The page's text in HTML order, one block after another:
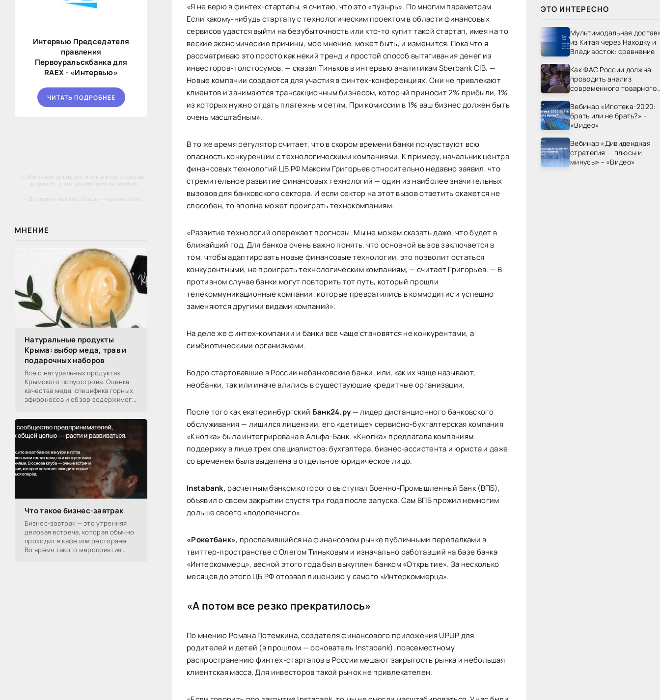
Интервью Председателя
правления
Первоуральскбанка для
RAEX - «Интервью»
ЧИТАТЬ ПОДРОБНЕЕ
-- Начинайте делать все, что вы можете сделать
– и даже то, о чем можете хотя бы мечтать.
-- Все дело в мыслях. Мысль — начало всего.
придумали.
-- Самое большое богатство — это ум. Самая
большая нищета — глупость. Из всех страхов
самый пугающий — самолюбование.
-- Лучшее, что можно сделать с хорошим
советом, это пропустить его мимо ушей. Он
никогда не бывает полезен никому, кроме того,
кто его дал.
когда их дают мне.
МНЕНИЕ
Натуральные продукты
Крыма: выбор меда, трав и
подарочных наборов
Все о натуральных продуктах
Крымского полуострова. Оценка
качества меда, специфика горных
эфироносов и обзор содержимого
производителей.
Что такое бизнес-завтрак
Бизнес-завтрак — это утренняя
деловая встреча, которая обычно
проходит в кафе или ресторане.
Во время такого мероприятия
«Я не верю в финтех-стартапы, я считаю, что это «пузырь». По многим параметрам.
Если какому-нибудь стартапу с технологическим проектом в области финансовых
сервисов удастся выйти на безубыточность или кто-то купит такой стартап, имея на то
веские экономические причины, мое мнение, может быть, и изменится. Пока что я
рассматриваю это просто как некий тренд и простой способ вытягивания денег из
инвесторов-толстосумов, — сказал Тиньков в интервью аналитикам Sberbank CIB. —
Новые компании создаются для участия в финтех-конференциях. Они не привлекают
клиентов и занимаются трансакционным бизнесом, который приносит 2% прибыли, 1%
из которых нужно отдать платежным сетям. При комиссии в 1% ваш бизнес должен быть
очень масштабным».
В то же время регулятор считает, что в скором времени банки почувствуют всю
опасность конкуренции с технологическими компаниями. К примеру, начальник центра
финансовых технологий ЦБ РФ Максим Григорьев относительно недавно заявил, что
стремительное развитие финансовых технологий — один из наиболее значительных
вызовов для банковского сектора. И если сектор на этот вызов ответить окажется не
способен, то вполне может проиграть технокомпаниям.
«Развитие технологий опережает прогнозы. Мы не можем сказать даже, что будет в
ближайший год. Для банков очень важно понять, что основной вызов заключается в
том, чтобы адаптировать новые финансовые технологии, это позволит остаться
конкурентными, не проиграть технологическим компаниям, — считает Григорьев. — В
противном случае банки могут повторить тот путь, который прошли
телекоммуникационные компании, которые превратились в коммодитис и успешно
заменяются другими видами компаний».
На деле же финтех-компании и банки все чаще становятся не конкурентами, а
симбиотическими организмами.
Бодро стартовавшие в России небанковские банки, или, как их чаще называют,
необанки, так или иначе влились в существующие кредитные организации.
После того как екатеринбургский Банк24.ру— лидер дистанционного банковского
обслуживания — лишился лицензии, его «детище» сервисно-бухгалтерская компания
«Кнопка» была интегрирована в Альфа-Банк. «Кнопка» предлагала компаниям
поддержку в лице трех специалистов: бухгалтера, бизнес-ассистента и юриста и даже
со временем была выделена в отдельное юридическое лицо.
Instabank, расчетным банком которого выступал Военно-Промышленный Банк (ВПБ),
объявил о своем закрытии спустя три года после запуска. Сам ВПБ прожил немногим
дольше своего «подопечного».
«Рокетбанк», прославившийся на финансовом рынке публичными перепалками в
твиттер-пространстве с Олегом Тиньковым и изначально работавший на базе банка
«Интеркоммерц», весной этого года был выкуплен банком «Открытие». За несколько
месяцев до этого ЦБ РФ отозвал лицензию у самого «Интеркоммерца».
«А потом все резко прекратилось»
По мнению Романа Потемкина, создателя финансового приложения UPUP для
родителей и детей (в прошлом — основатель Instabank), повсеместному
распространению финтех-стартапов в России мешают закрытость рынка и небольшая
клиентская масса. Для инвесторов такой рынок не привлекателен.
ЭТО ИНТЕРЕСНО
Мультимодальная
из Китая через Находку и
Владивосток: сравнение
Как ФАС России должна
проводить анализ
современного товарного
России»
Вебинар «Ипотека-2020:
брать или не брать?» -
«Видео»
Вебинар «Дивидендная
стратегия — плюсы и
минусы» - «Видео»